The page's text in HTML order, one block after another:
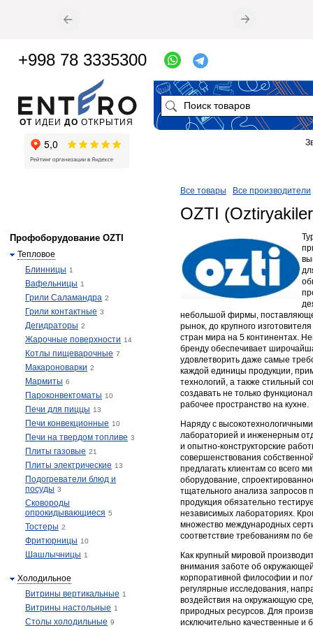
Все товары Все производители
OZTI
небольшой фирмы,
рынок, до крупного
стран мира на 5 континентах.
бренду обеспечивает
удовлетворить даже самые
каждой единицы продукции,
технологий, а также стильный
создавать не только
рабочее пространство на кухне.
Наряду с
лабораторией и инженерным
и опытно-конструкторские
совершенствования
предлагать клиентам со всего
оборудование,
тщательного анализа
продукция обязательно
независимых лабораториях.
множество международных
соответствие требованиям по
Как крупный мировой
внимания заботе об
корпоративной философии и
регулярные исследования,
воздействия на окружающую
природных ресурсов. Для
исключительно качественные
Профоборудование OZTI
Тепловое
Блинницы 1
Вафельницы 1
Грили Саламандра 2
Грили контактные 3
Дегидраторы 2
Жарочные поверхности 14
Котлы пищеварочные 7
Макароноварки 2
Мармиты 6
Пароконвектоматы 10
Печи для пиццы 13
Печи конвекционные 10
Печи на твердом топливе 3
Плиты газовые 21
Плиты электрические 13
Подогреватели блюд и
посуды 3
Сковороды
опрокидывающиеся 5
Тостеры 2
Фритюрницы 10
Шашлычницы 1
Холодильное
Витрины вертикальные 1
Витрины настольные 1
Столы холодильные 9
ОТ ИДЕИ ДО ОТКРЫТИЯ
+998 78 3335300